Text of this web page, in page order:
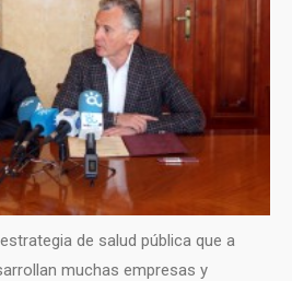
de salud pública que a
muchas empresas y